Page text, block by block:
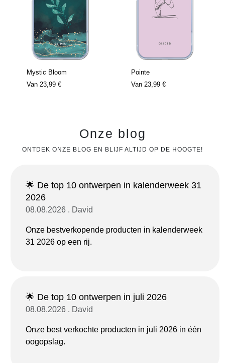
Mystic Bloom
Van 23,99 €
Pointe
Van 23,99 €
Onze blog
ONTDEK ONZE BLOG EN BLIJF ALTIJD OP DE HOOGTE!
🌟 De top 10 ontwerpen in kalenderweek 31
2026
08.08.2026 . David
Onze bestverkopende producten in kalenderweek
31 2026 op een rij.
🌟 De top 10 ontwerpen in juli 2026
08.08.2026 . David
Onze best verkochte producten in juli 2026 in één
oogopslag.